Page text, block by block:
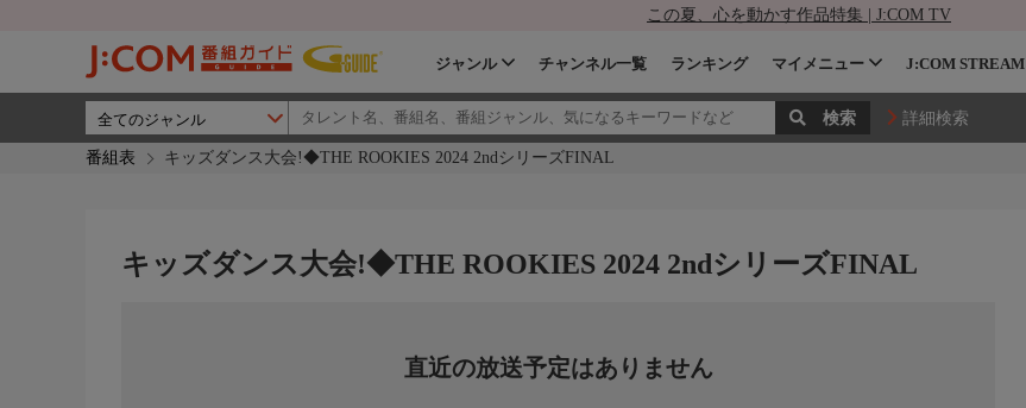
この夏、心を動かす作品特集 | J:COM TV
ジャンル チャンネル一覧 ランキング マイメニュー J:COM STREAM
詳細検索
番組表 キッズダンス大会!◆THE ROOKIES 2024 2ndシリーズFINAL
キッズダンス大会!◆THE ROOKIES 2024 2ndシリーズFINAL
直近の放送予定はありません